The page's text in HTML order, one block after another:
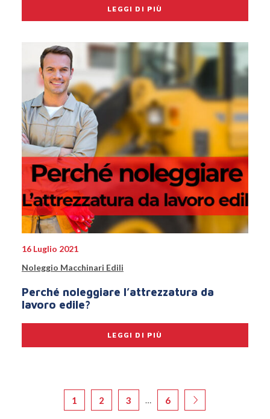
LEGGI DI PIÙ
16 Luglio 2021
Noleggio Macchinari Edili
Perché noleggiare l’attrezzatura da
lavoro edile?
LEGGI DI PIÙ
1 2 3 … 6